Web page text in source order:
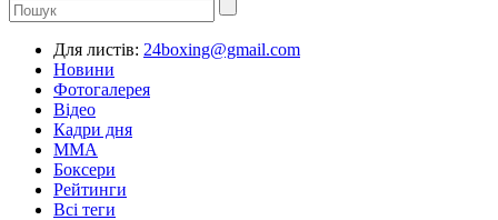
Для листів: 24boxing@gmail.com
Новини
Фотогалерея
Відео
Кадри дня
ММА
Боксери
Рейтинги
Всі теги